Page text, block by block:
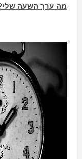
מה ערך השעה